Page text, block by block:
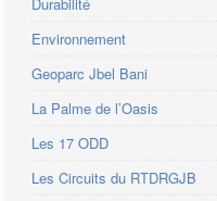
Durabilité
Environnement
Geoparc Jbel Bani
La Palme de l’Oasis
Les 17 ODD
Les Circuits du RTDRGJB